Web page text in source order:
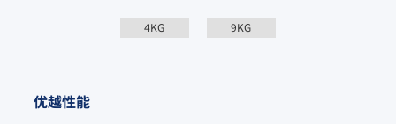
4KG 9KG
优越性能